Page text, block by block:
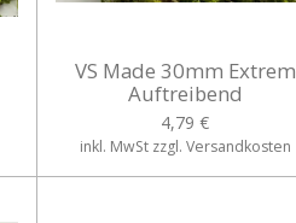
VS Made 30mm Extrem
Auftreibend
4,79 €
inkl. MwSt zzgl. Versandkosten